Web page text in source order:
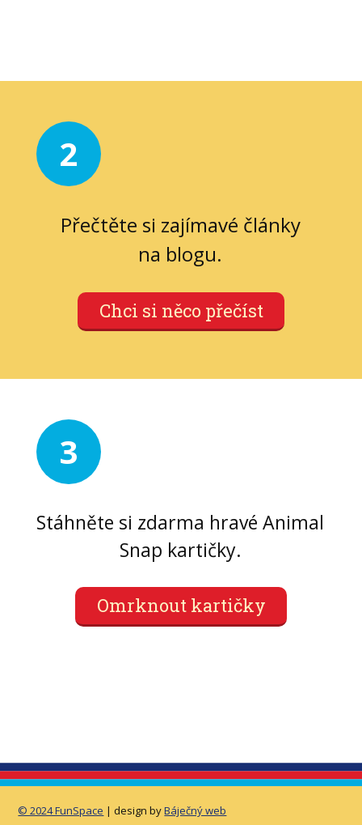
2
Přečtěte si zajímavé články
na blogu.
Chci si něco přečíst
3
Stáhněte si zdarma hravé Animal
Snap kartičky.
Omrknout kartičky
© 2024 FunSpace | design byBáječný web